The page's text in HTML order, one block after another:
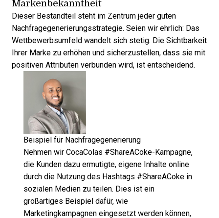
Markenbekanntheit
Dieser Bestandteil steht im Zentrum jeder guten
Nachfragegenerierungsstrategie. Seien wir ehrlich: Das
Wettbewerbsumfeld wandelt sich stetig. Die Sichtbarkeit
Ihrer Marke zu erhöhen und sicherzustellen, dass sie mit
positiven Attributen verbunden wird, ist entscheidend.
Beispiel für Nachfragegenerierung
Nehmen wir CocaColas #ShareACoke-Kampagne,
die Kunden dazu ermutigte, eigene Inhalte online
durch die Nutzung des Hashtags #ShareACoke in
sozialen Medien zu teilen. Dies ist ein
großartiges Beispiel dafür, wie
Marketingkampagnen eingesetzt werden können,